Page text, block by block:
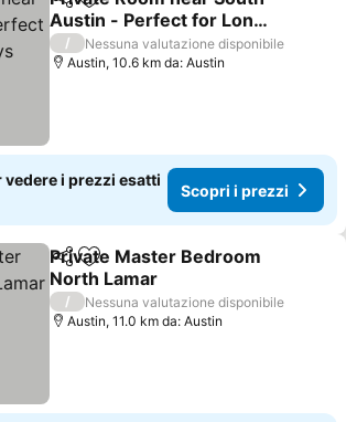
CondividiAggiungi ai preferiti
Austin - Perfect for Long
Stays
/
Nessuna valutazione disponibile
Austin, 10.6 km da: Austin
vedere i prezzi esatti
Scopri i prezzi
CondividiAggiungi ai preferiti
Private Master Bedroom
North Lamar
/
Nessuna valutazione disponibile
Austin, 11.0 km da: Austin